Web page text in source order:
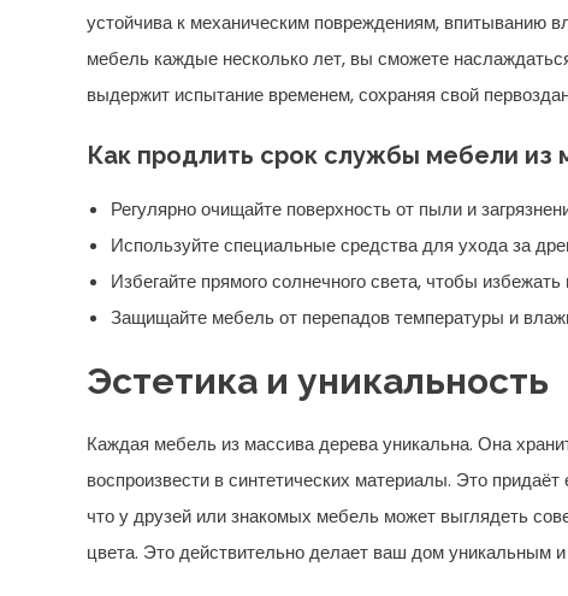
устойчива к механическим повреждениям, впитыванию
мебель каждые несколько лет, вы сможете
выдержит испытание временем, сохраняя свой
Как продлить срок службы мебели из
Регулярно очищайте поверхность от пыли и
Используйте специальные средства для ухода за
Избегайте прямого солнечного света, чтобы избежать
Защищайте мебель от перепадов температуры и
Эстетика и уникальность
Каждая мебель из массива дерева уникальна. Она
воспроизвести в синтетических материалы. Это
что у друзей или знакомых мебель может выглядеть
цвета. Это действительно делает ваш дом уникальным и